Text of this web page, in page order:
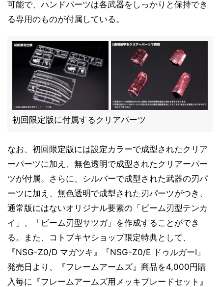
可能で、ハンドパーツは各武器をしっかりと保持でき
る専用のものが付属している。
初回限定版に付属するクリアパーツ
なお、初回限定版には設定カラーで成型されたクリア
ーパーツに加え、無色透明で成型されたクリアーパー
ツが付属。さらに、シルバーで成型された武器の刃パ
ーツに加え、無色透明で成型された刃パーツがつき、
通常版にはないオリジナル要素の「ビーム刃型テンカ
イ」、「ビーム刃型サツガ」を作成することができ
る。また、コトブキヤショップ限定特典として、
『NSG-Z0/D マガツキ』『NSG-Z0/E ドゥルガーI』
発売日より、『フレームアームズ』商品を4,000円購
入毎に『フレームアームズ用メッキブレードセット』